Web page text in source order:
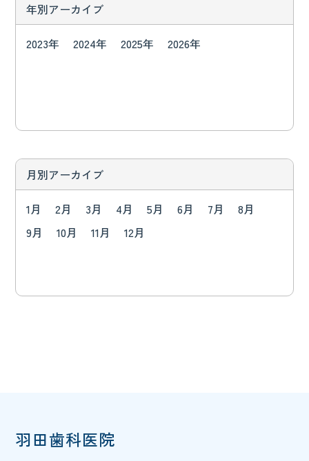
年別アーカイブ
2023年 2024年 2025年 2026年
月別アーカイブ
1月 2月 3月 4月 5月 6月 7月
8月
9月
10月 11月 12月
羽田歯科医院